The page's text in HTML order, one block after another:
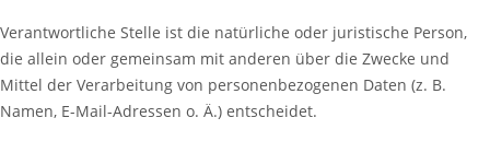
Verantwortliche Stelle ist die natürliche oder juristische Person,
die allein oder gemeinsam mit anderen über die Zwecke und
Mittel der Verarbeitung von personenbezogenen Daten (z. B.
Namen, E-Mail-Adressen o. Ä.) entscheidet.